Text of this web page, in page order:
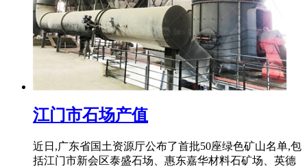
江门市石场产值
近日,广东省国土资源厅公布了首批50座绿色矿山名单,包
括江门市新会区泰盛石场、惠东嘉华材料石矿场、英德